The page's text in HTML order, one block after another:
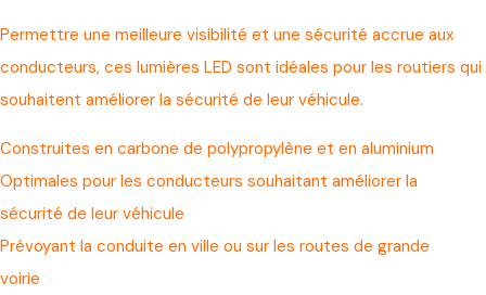
Permettre une meilleure visibilité et une sécurité accrue aux
conducteurs, ces lumières LED sont idéales pour les routiers qui
souhaitent améliorer la sécurité de leur véhicule.
Construites en carbone de polypropylène et en aluminium
Optimales pour les conducteurs souhaitant améliorer la
sécurité de leur véhicule
Prévoyant la conduite en ville ou sur les routes de grande
voirie